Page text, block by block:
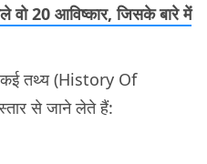
वो 20 आविष्कार, जिसके बारे में
तथ्य (History Of
से जाने लेते हैं: